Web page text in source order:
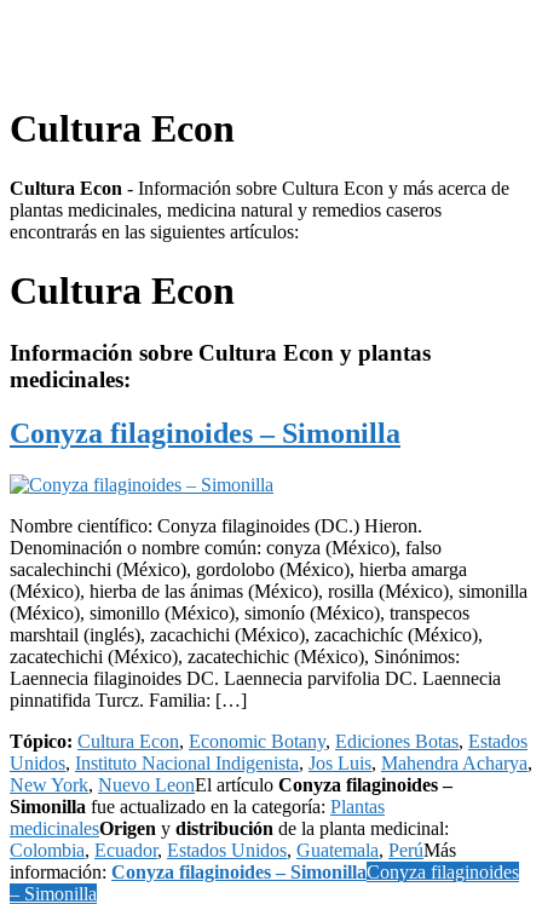
Cultura Econ
Cultura Econ - Información sobre Cultura Econ y más acerca de
plantas medicinales, medicina natural y remedios caseros
encontrarás en las siguientes artículos:
Cultura Econ
Información sobre Cultura Econ y plantas
medicinales:
Conyza filaginoides – Simonilla
Nombre científico: Conyza filaginoides (DC.) Hieron.
Denominación o nombre común: conyza (México), falso
sacalechinchi (México), gordolobo (México), hierba amarga
(México), hierba de las ánimas (México), rosilla (México), simonilla
(México), simonillo (México), simonío (México), transpecos
marshtail (inglés), zacachichi (México), zacachichíc (México),
zacatechichi (México), zacatechichic (México), Sinónimos:
Laennecia filaginoides DC. Laennecia parvifolia DC. Laennecia
pinnatifida Turcz. Familia: […]
Tópico: Cultura Econ, Economic Botany, Ediciones Botas, Estados
Unidos, Instituto Nacional Indigenista, Jos Luis, Mahendra Acharya,
New York, Nuevo LeonEl artículo Conyza filaginoides –
Simonilla fue actualizado en la categoría: Plantas
medicinalesOrigen y distribución de la planta medicinal:
Colombia, Ecuador, Estados Unidos, Guatemala, PerúMás
información: Conyza filaginoides – SimonillaConyza filaginoides
– Simonilla